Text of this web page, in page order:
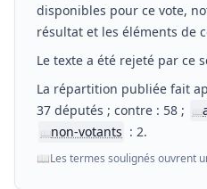
disponibles pour ce vote,
résultat et les éléments de
Le texte a été rejeté par ce
La répartition publiée fait
37 députés ; contre : 58 ;
📖
📖non-votants : 2.
📖Les termes soulignés ouvrent